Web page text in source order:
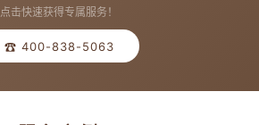
点击快速获得专属服务！
☎ 400-838-5063